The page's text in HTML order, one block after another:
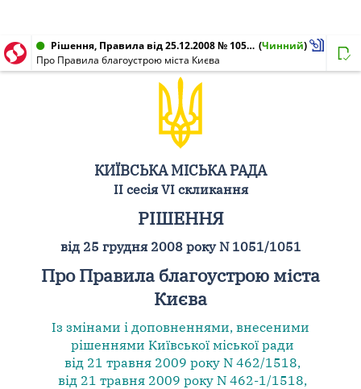
Рішення, Правила від 25.12.2008 № 1051/1051 (Чинний)
Про Правила благоустрою міста Києва
КИЇВСЬКА МІСЬКА РАДА
II сесія VI скликання
РІШЕННЯ
від 25 грудня 2008 року N 1051/1051
Про Правила благоустрою міста
Києва
Із змінами і доповненнями, внесеними
рішеннями Київської міської ради
від 21 травня 2009 року N 462/1518,
від 21 травня 2009 року N 462-1/1518,